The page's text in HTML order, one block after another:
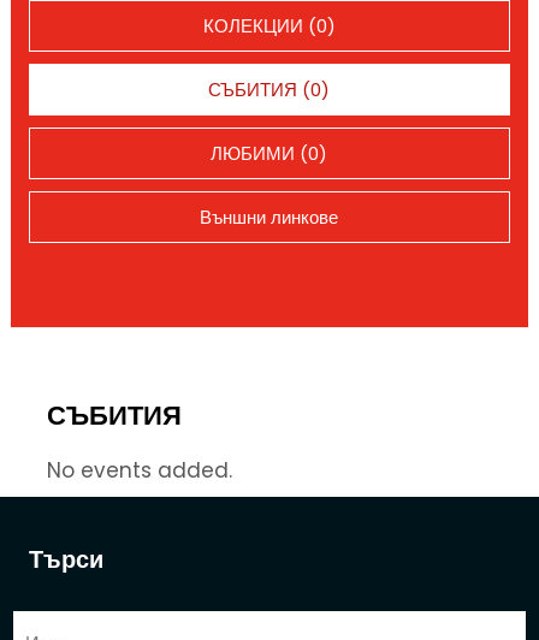
Търси
КОЛЕКЦИИ (0)
СЪБИТИЯ (0)
ЛЮБИМИ (0)
Външни линкове
СЪБИТИЯ
No events added.